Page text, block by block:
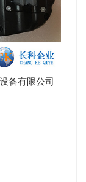
备有限公司